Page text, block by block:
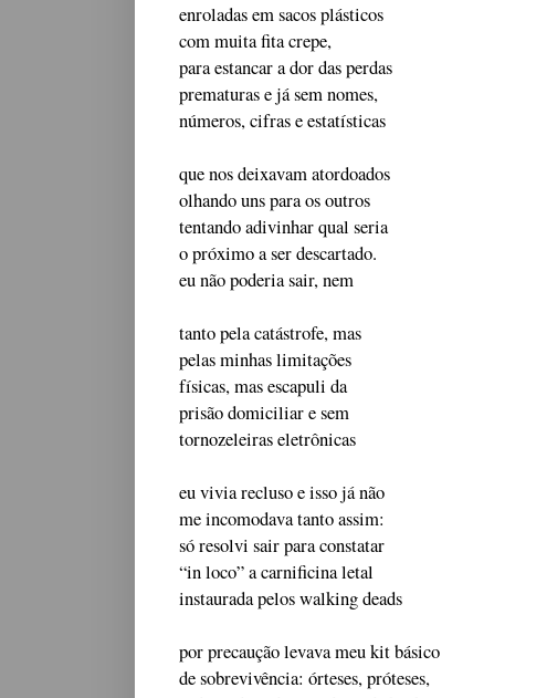
enroladas em sacos plásticos
com muita fita crepe,
para estancar a dor das perdas
prematuras e já sem nomes,
números, cifras e estatísticas
que nos deixavam atordoados
olhando uns para os outros
tentando adivinhar qual seria
o próximo a ser descartado.
eu não poderia sair, nem
tanto pela catástrofe, mas
pelas minhas limitações
físicas, mas escapuli da
prisão domiciliar e sem
tornozeleiras eletrônicas
eu vivia recluso e isso já não
me incomodava tanto assim:
só resolvi sair para constatar
“in loco” a carnificina letal
instaurada pelos walking deads
por precaução levava meu kit básico
de sobrevivência: órteses, próteses,